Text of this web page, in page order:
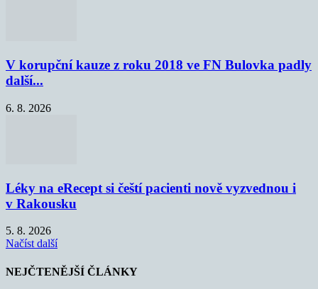
V korupční kauze z roku 2018 ve FN Bulovka padly
další...
6. 8. 2026
Léky na eRecept si čeští pacienti nově vyzvednou i
v Rakousku
5. 8. 2026
Načíst další
NEJČTENĚJŠÍ ČLÁNKY